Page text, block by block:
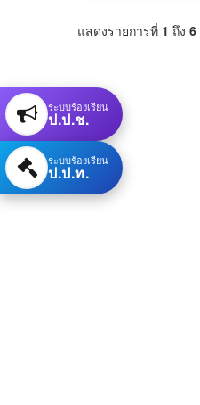
แสดงรายการที่ 1 ถึง 6
ระบบร้องเรียน
ป.ป.ช.
ระบบร้องเรียน
ป.ป.ท.